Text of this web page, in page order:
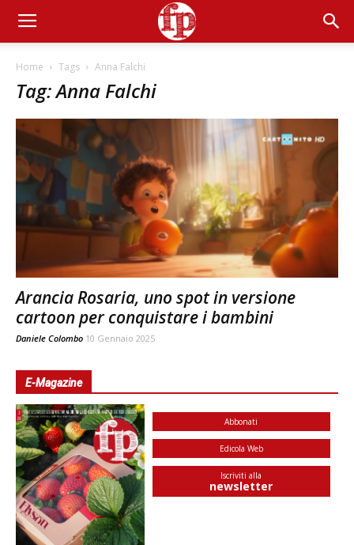
Home Tags Anna Falchi
Tag: Anna Falchi
Arancia Rosaria, uno spot in versione
cartoon per conquistare i bambini
Daniele Colombo 10 Gennaio 2025
E-Magazine
Abbonati
Edicola Web
Iscriviti alla
newsletter